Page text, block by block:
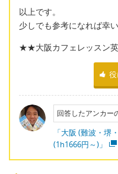
以上です。
少しでも参考になれば幸
★★大阪カフェレッスン英
回答したアンカー
「大阪 (難波・堺
(1h1666円～)」